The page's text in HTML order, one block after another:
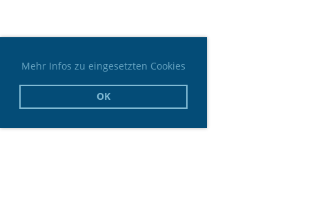
Mehr Infos zu eingesetzten Cookies
OK